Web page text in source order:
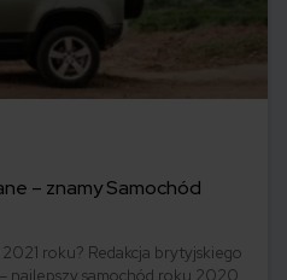
– znamy Samochód
roku? Redakcja brytyjskiego
najlepszy samochód roku 2020